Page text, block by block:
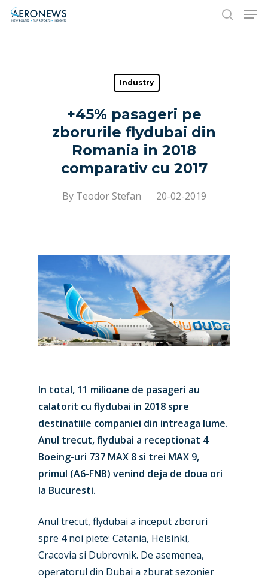
Hit enter to search or ESC to close
Industry
+45% pasageri pe
zborurile flydubai din
Romania in 2018
comparativ cu 2017
By Teodor Stefan 20-02-2019
In total, 11 milioane de pasageri au
calatorit cu flydubai in 2018 spre
destinatiile companiei din intreaga lume.
Anul trecut, flydubai a receptionat 4
Boeing-uri 737 MAX 8 si trei MAX 9,
primul (A6-FNB) venind deja de doua ori
la Bucuresti.
Anul trecut, flydubai a inceput zboruri
spre 4 noi piete: Catania, Helsinki,
Cracovia si Dubrovnik. De asemenea,
operatorul din Dubai a zburat sezonier